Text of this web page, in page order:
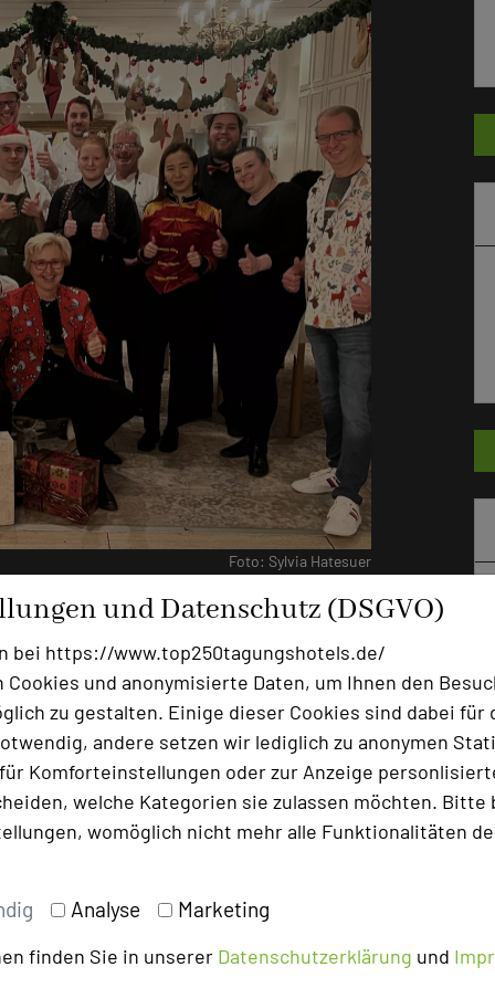
und Datenschutz (DSGVO)
bei https://www.top250tagungshotels.de/
und anonymisierte Daten, um Ihnen den
zu gestalten. Einige dieser Cookies sind dabei für
andere setzen wir lediglich zu anonymen
Komforteinstellungen oder zur Anzeige
welche Kategorien sie zulassen möchten. Bitte
womöglich nicht mehr alle Funktionalitäten
Analyse Marketing
finden Sie in unserer Datenschutzerklärung und
Foto: Sylvia Hatesuer
Erfolg anzukurbeln? - perfekt
das nächste Unternehmesziel zu
natürlich mit perfekter Technik. Kommen
Meeting mit einem kleinen
- dann ist unsere
gesamten Adventszeit vielleicht das
ist alles möglich. Schöne
mit kostenfreier Minibar,
unkomplizierte All-In
Gastgeber, die Sie mit Ihrer
wunderschöner Hotelgarten zum